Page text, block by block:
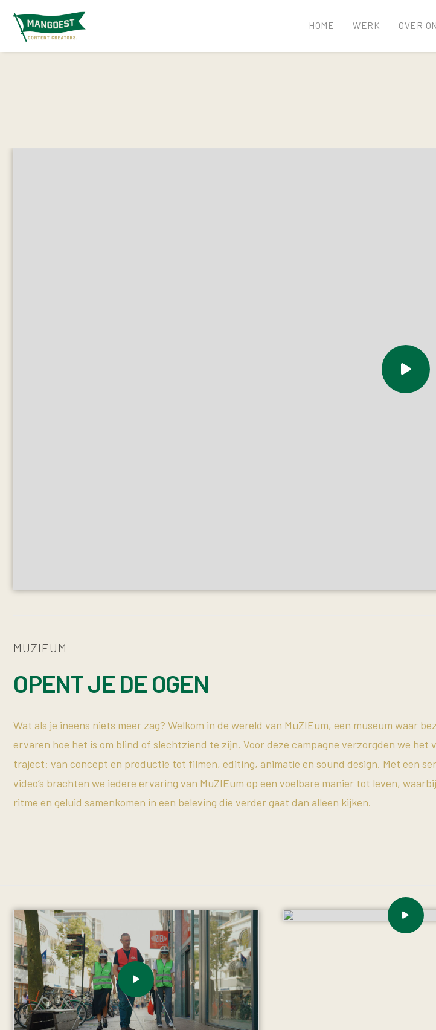
HOME WERK OVER
MUZIEUM
OPENT JE DE OGEN
Wat als je ineens niets meer zag? Welkom in de wereld van MuZIEum, een museum waar
ervaren hoe het is om blind of slechtziend te zijn. Voor deze campagne verzorgden we het
traject: van concept en productie tot filmen, editing, animatie en sound design. Met een
video’s brachten we iedere ervaring van MuZIEum op een voelbare manier tot leven,
ritme en geluid samenkomen in een beleving die verder gaat dan alleen kijken.